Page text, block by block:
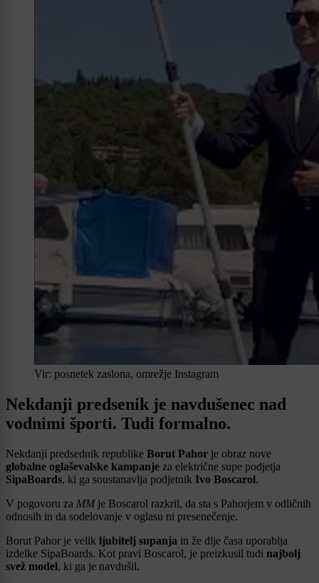
Vir: posnetek zaslona, omrežje Instagram
Nekdanji predsenik je navdušenec nad
vodnimi športi. Tudi formalno.
Nekdanji predsednik republike Borut Pahor je obraz nove
globalne oglaševalske kampanje za električne supe podjetja
SipaBoards, ki ga soustanavlja podjetnik Ivo Boscarol.
V pogovoru za MMje Boscarol razkril, da sta s Pahorjem v odličnih
odnosih in da sodelovanje v oglasu ni presenečenje.
Borut Pahor je velik ljubitelj supanja in že dlje časa uporablja
izdelke SipaBoards. Kot pravi Boscarol, je preizkusil tudi najbolj
svež model, ki ga je navdušil.